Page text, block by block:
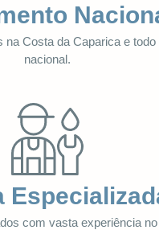
na Costa da Caparica e todo
nacional.
com vasta experiência no